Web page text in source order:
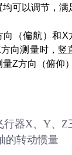
可以调节，满
（偏航）和X
向测量时，竖
Z方向（俯仰
行器X、Y、Z
的转动惯量